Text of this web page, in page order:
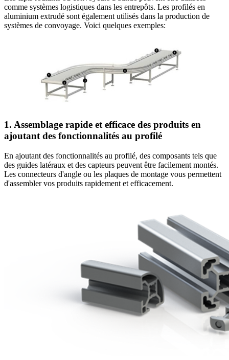
comme systèmes logistiques dans les entrepôts. Les profilés en
aluminium extrudé sont également utilisés dans la production de
systèmes de convoyage. Voici quelques exemples:
1. Assemblage rapide et efficace des produits en
ajoutant des fonctionnalités au profilé
En ajoutant des fonctionnalités au profilé, des composants tels que
des guides latéraux et des capteurs peuvent être facilement montés.
Les connecteurs d'angle ou les plaques de montage vous permettent
d'assembler vos produits rapidement et efficacement.